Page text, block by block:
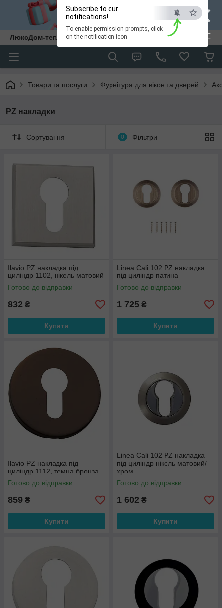
×
ESC
Subscribe to our
notifications!
To enable permission prompts, click
on the notification icon
ЛюксДом-тепло та затишок у кожен дім.
Товари та послуги Фурнітура для вікон та дверей
PZ накладки
Сортування 0 Фільтри
Ilavio PZ накладка під
циліндр 1102, нікель матовий
Готово до відправки
832 ₴
Купити
Linea Cali 102 PZ накладка
під циліндр патина
Готово до відправки
1 725 ₴
Купити
Ilavio PZ накладка під
циліндр 1112, темна бронза
Готово до відправки
859 ₴
Купити
Linea Cali 102 PZ накладка
під циліндр нікель матовий/
хром
Готово до відправки
1 602 ₴
Купити